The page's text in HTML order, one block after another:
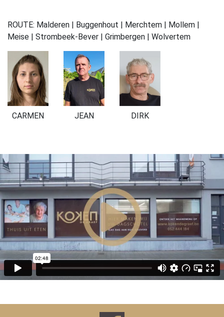
ROUTE: Malderen | Buggenhout | Merchtem | Mollem |
Meise | Strombeek-Bever | Grimbergen | Wolvertem
CARMEN JEAN DIRK